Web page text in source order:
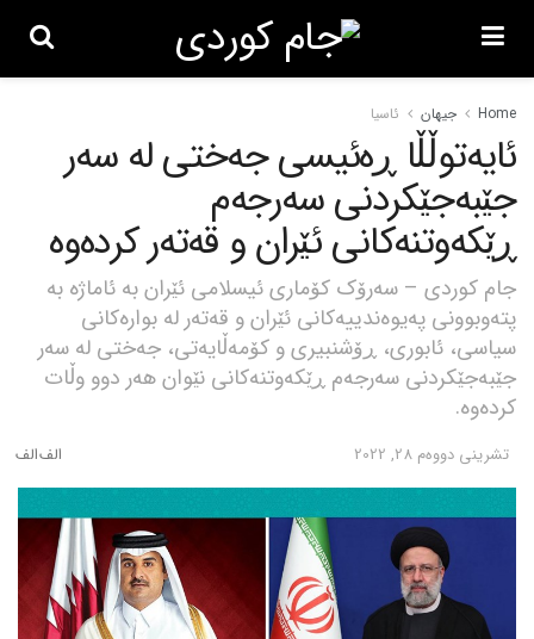
Home جیهان ئاسیا
ئایەتوڵڵا ڕەئیسی جەختی لە سەر
جێبەجێکردنی سەرجەم
ڕێکەوتنەکانی ئێران و قەتەر کردەوە
جام کوردی – سەرۆک کۆماری ئیسلامی ئێران بە ئاماژە بە
پتەوبوونی پەیوەندییەکانی ئێران و قەتەر لە بوارەکانی
سیاسی، ئابوری، ڕۆشنبیری و کۆمەڵایەتی، جەختی لە سەر
جێبەجێکردنی سەرجەم ڕێکەوتنەکانی نێوان هەر دوو وڵات
کردەوە.
تشرینی دووه‌م 28, 2022